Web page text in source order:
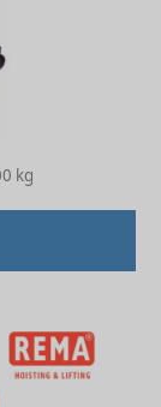
kg